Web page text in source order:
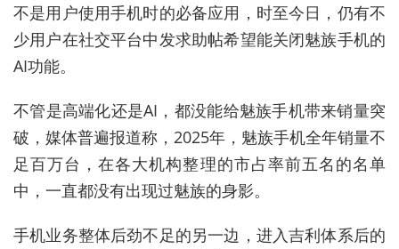
不是用户使用手机时的必备应用，时至今日，仍有不
少用户在社交平台中发求助帖希望能关闭魅族手机的
AI功能。
不管是高端化还是AI，都没能给魅族手机带来销量突
破，媒体普遍报道称，2025年，魅族手机全年销量不
足百万台，在各大机构整理的市占率前五名的名单
中，一直都没有出现过魅族的身影。
手机业务整体后劲不足的另一边，进入吉利体系后的